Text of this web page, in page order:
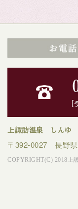
上諏訪温泉 しんゆ
〒392-0027 長野
COPYRIGHT(C) 2018上